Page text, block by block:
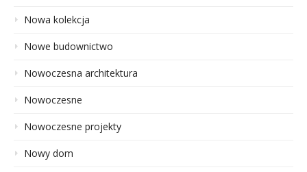
Nowa kolekcja
Nowe budownictwo
Nowoczesna architektura
Nowoczesne
Nowoczesne projekty
Nowy dom